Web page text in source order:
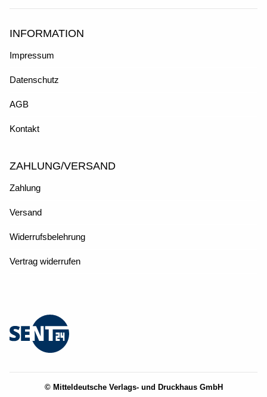
INFORMATION
Impressum
Datenschutz
AGB
Kontakt
ZAHLUNG/VERSAND
Zahlung
Versand
Widerrufsbelehrung
Vertrag widerrufen
© Mitteldeutsche Verlags- und Druckhaus GmbH